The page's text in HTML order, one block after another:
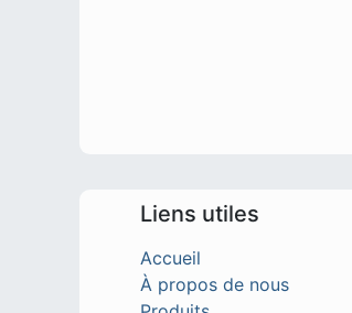
Liens utiles
Accueil
À propos de nous